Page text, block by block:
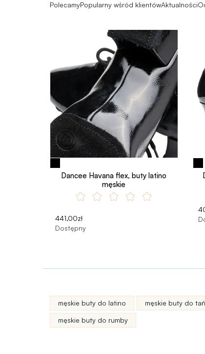
PolecamyPopularny wśród klientówAktualności
Dancee Havana flex, buty latino
męskie
441,00zł
Dostępny
męskie buty do latino męskie buty do
męskie buty do rumby